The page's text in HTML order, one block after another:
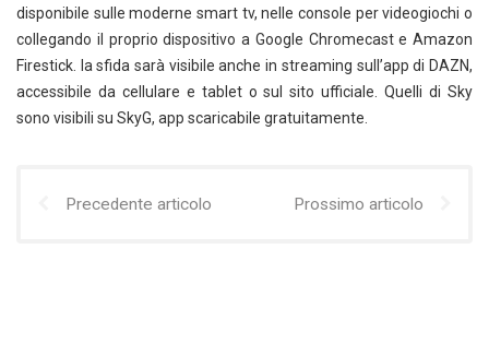
disponibile sulle moderne smart tv, nelle console per videogiochi o
collegando il proprio dispositivo a Google Chromecast e Amazon
Firestick. la sfida sarà visibile anche in streaming sull’app di DAZN,
accessibile da cellulare e tablet o sul sito ufficiale. Quelli di Sky
sono visibili su SkyG, app scaricabile gratuitamente.
Precedente articolo Prossimo articolo